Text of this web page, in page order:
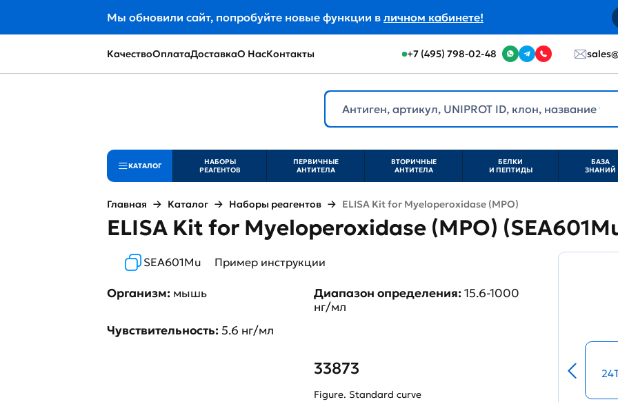
Мы обновили сайт, попробуйте новые функции в личном кабинете!
КачествоОплатаДоставкаО НасКонтакты +7 (495) 798-02-48
КАТАЛОГ
НАБОРЫ
РЕАГЕНТОВ
ПЕРВИЧНЫЕ
АНТИТЕЛА
ВТОРИЧНЫЕ
АНТИТЕЛА
БЕЛКИ
И ПЕПТИДЫ
БАЗА
ЗНАНИЙ
Главная Каталог Наборы реагентов ELISA Kit for Myeloperoxidase (MPO)
ELISA Kit for Myeloperoxidase (MPO)
SEA601Mu Пример инструкции
Организм: мышь Диапазон определения:15.6-1000
нг/мл
Чувствительность: 5.6 нг/мл
33873
Figure. Standard curve